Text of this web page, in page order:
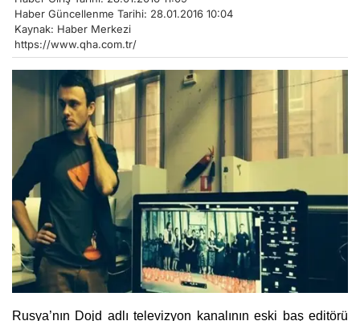
Haber Güncellenme Tarihi: 28.01.2016 10:04
Kaynak: Haber Merkezi
https://www.qha.com.tr/
Rusya’nın Dojd adlı televizyon kanalının eski baş editörü